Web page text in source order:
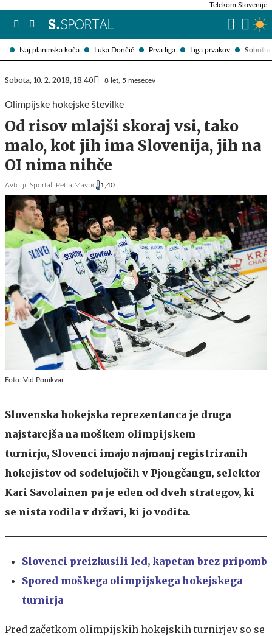
Naj planinska koča Luka Dončić Prva liga Liga prvakov Sobotni
Telekom Slovenije
Sobota, 10. 2. 2018, 18.40 8 let, 5 mesecev
Olimpijske hokejske številke
Od risov mlajši skoraj vsi, tako
malo, kot jih ima Slovenija, jih na
OI nima nihče
Avtorji: Sportal, Petra Mavrič 1,40
Foto: Vid Ponikvar
Slovenska hokejska reprezentanca je druga
najstarejša na moškem olimpijskem
turnirju, Slovenci imajo najmanj registriranih
hokejistov od sodelujočih v Pjongčangu, selektor
Kari Savolainen pa je eden od dveh strategov, ki
se nista rodila v državi, ki jo vodita.
Slovenci preizkusili led, kapetan brez pripomb
Spored moškega olimpijskega hokejskega
turnirja
Pred začetkom olimpijskih hokejskih turnirjev so se